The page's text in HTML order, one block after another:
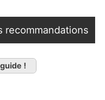
recommandations
!